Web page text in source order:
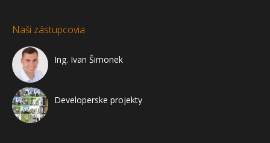
Naši zástupcovia
Ing. Ivan Šimonek
Developerske projekty